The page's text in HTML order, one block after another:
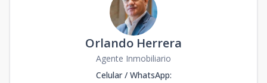
Orlando Herrera
Agente Inmobiliario
Celular / WhatsApp: